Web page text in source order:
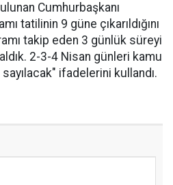
Cumhurbaşkanı
tatilinin 9 güne çıkarıldığını
takip eden 3 günlük süreyi
2-3-4 Nisan günleri kamu
sayılacak" ifadelerini kullandı.